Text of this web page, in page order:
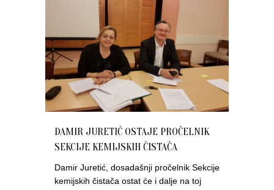
DAMIR JURETIĆ OSTAJE PROČELNIK
SEKCIJE KEMIJSKIH ČISTAČA
Damir Juretić, dosadašnji pročelnik Sekcije
kemijskih čistača ostat će i dalje na toj